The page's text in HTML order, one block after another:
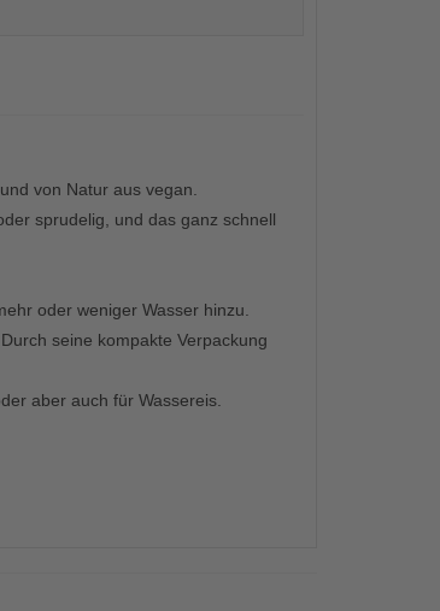
von Natur aus vegan.
sprudelig, und das ganz schnell
oder weniger Wasser hinzu.
seine kompakte Verpackung
aber auch für Wassereis.